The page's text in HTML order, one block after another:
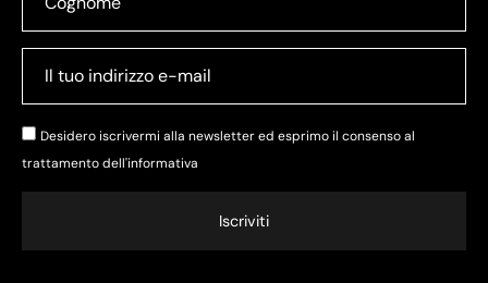
Desidero iscrivermi alla newsletter ed esprimo il consenso al
trattamento dell'informativa
Iscriviti